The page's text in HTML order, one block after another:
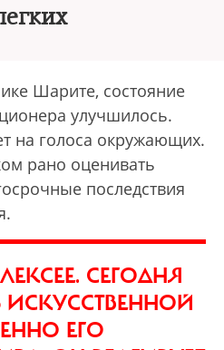
Шарите, состояние
улучшилось.
на голоса окружающих.
рано оценивать
последствия
СЕГОДНЯ
ИСКУССТВЕННОЙ
ЕГО